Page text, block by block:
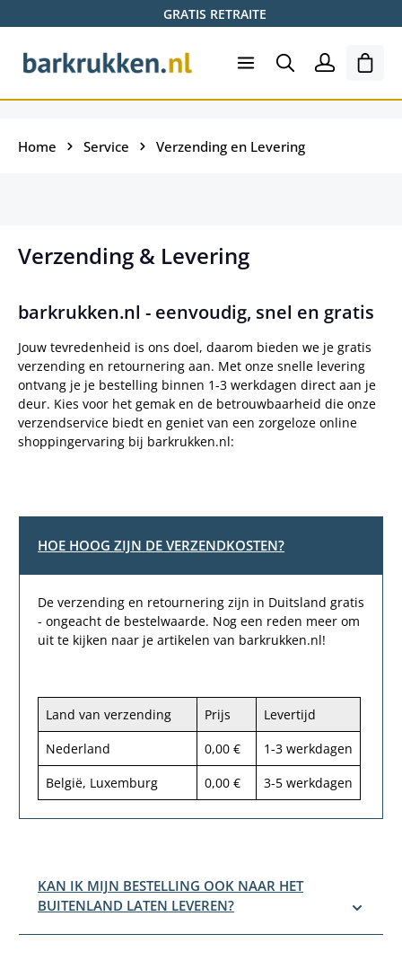
GRATIS RETRAITE
Home Service Verzending en Levering
Verzending & Levering
barkrukken.nl - eenvoudig, snel en gratis
Jouw tevredenheid is ons doel, daarom bieden we je gratis
verzending en retournering aan. Met onze snelle levering
ontvang je je bestelling binnen 1-3 werkdagen direct aan je
deur. Kies voor het gemak en de betrouwbaarheid die onze
verzendservice biedt en geniet van een zorgeloze online
shoppingervaring bij barkrukken.nl:
HOE HOOG ZIJN DE VERZENDKOSTEN?
De verzending en retournering zijn in Duitsland gratis
- ongeacht de bestelwaarde. Nog een reden meer om
uit te kijken naar je artikelen van barkrukken.nl!
Land van verzending Prijs
Levertijd
Nederland
0,00 €
1-3 werkdagen
België, Luxemburg
0,00 € 3-5 werkdagen
KAN IK MIJN BESTELLING OOK NAAR HET
BUITENLAND LATEN LEVEREN?